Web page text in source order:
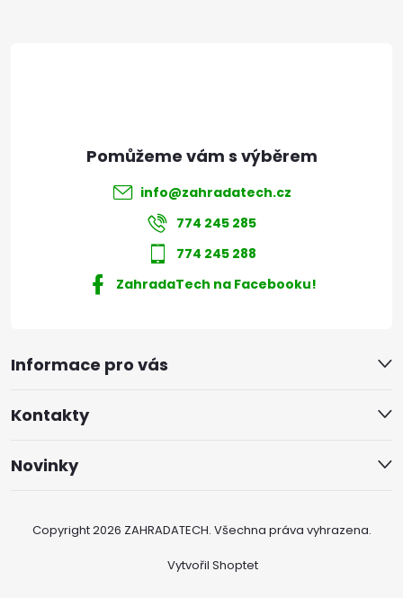
Informace pro vás
Kontakty
Novinky
info@zahradatech.cz
774 245 285
774 245 288
ZahradaTech na Facebooku!
Vytvořil Shoptet
Copyright 2026 ZAHRADATECH. Všechna práva vyhrazena.